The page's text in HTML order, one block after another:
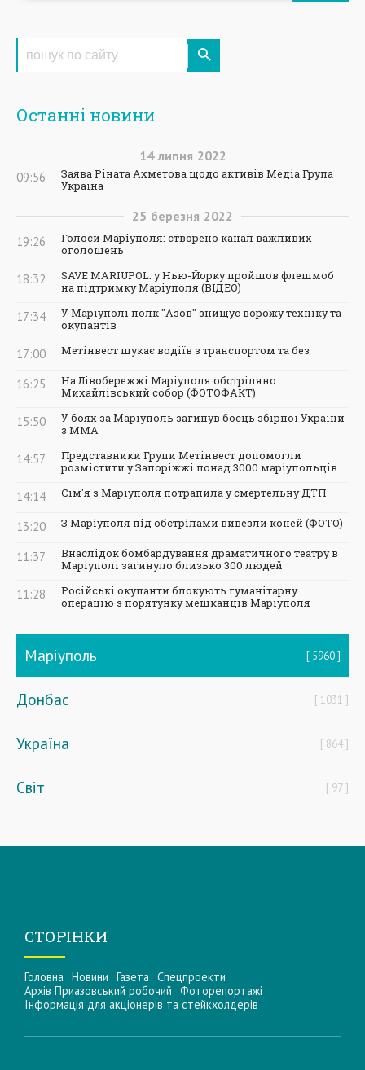
Останні новини
14 липня 2022
09:56
Заява Ріната Ахметова щодо активів Медіа Група
Україна
25 березня 2022
19:26
Голоси Маріуполя: створено канал важливих
оголошень
18:32
SAVE MARIUPOL: у Нью-Йорку пройшов флешмоб
на підтримку Маріуполя (ВІДЕО)
17:34
У Маріуполі полк "Азов" знищує ворожу техніку та
окупантів
17:00 Метінвест шукає водіїв з транспортом та без
16:25
На Лівобережжі Маріуполя обстріляно
Михайлівський собор (ФОТОФАКТ)
15:50
У боях за Маріуполь загинув боєць збірної України
з ММА
14:57
Представники Групи Метінвест допомогли
розмістити у Запоріжжі понад 3000 маріупольців
14:14 Сім'я з Маріуполя потрапила у смертельну ДТП
13:20 З Маріуполя під обстрілами вивезли коней (ФОТО)
11:37
Внаслідок бомбардування драматичного театру в
Маріуполі загинуло близько 300 людей
11:28
Російські окупанти блокують гуманітарну
операцію з порятунку мешканців Маріуполя
Маріуполь 5960
Донбас 1031
Україна 864
Світ 97
СТОРІНКИ
Головна Новини Газета Спецпроекти
Архів Приазовський робочий Фоторепортажі
Інформацiя для акцiонерiв та стейкхолдерiв